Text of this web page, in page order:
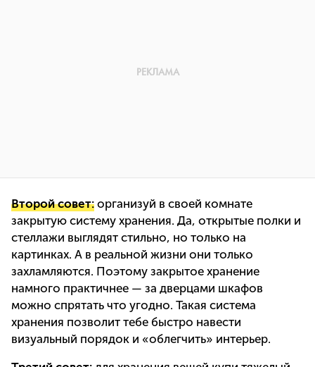
Второй совет: организуй в своей комнате
закрытую систему хранения. Да, открытые полки и
стеллажи выглядят стильно, но только на
картинках. А в реальной жизни они только
захламляются. Поэтому закрытое хранение
намного практичнее — за дверцами шкафов
можно спрятать что угодно. Такая система
хранения позволит тебе быстро навести
визуальный порядок и «облегчить» интерьер.